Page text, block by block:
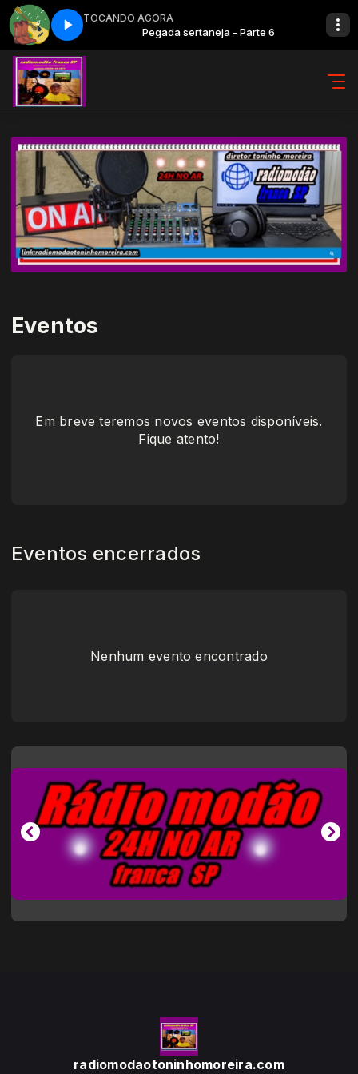
TOCANDO AGORA
- Parte 6 Pegada sertaneja - Parte 6
Eventos
Em breve teremos novos eventos disponíveis.
Fique atento!
Eventos encerrados
Nenhum evento encontrado
radiomodaotoninhomoreira.com